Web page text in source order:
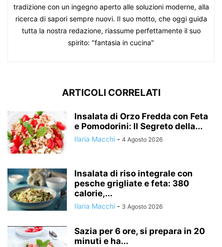
tradizione con un ingegno aperto alle soluzioni moderne, alla
ricerca di sapori sempre nuovi. Il suo motto, che oggi guida
tutta la nostra redazione, riassume perfettamente il suo
spirito: "fantasia in cucina"
ARTICOLI CORRELATI
Insalata di Orzo Fredda con Feta
e Pomodorini: Il Segreto della...
Ilaria Macchi - 4 Agosto 2026
Insalata di riso integrale con
pesche grigliate e feta: 380
calorie,...
Ilaria Macchi - 3 Agosto 2026
Sazia per 6 ore, si prepara in 20
minuti e ha...